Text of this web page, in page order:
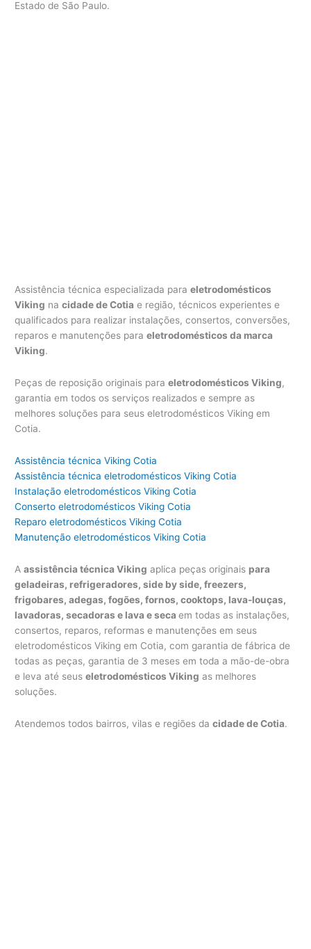
Estado de São Paulo.
Assistência técnica especializada paraeletrodomésticos
Viking nacidade de Cotia e região, técnicos experientes e
qualificados para realizar instalações, consertos, conversões,
reparos e manutenções paraeletrodomésticos da marca
Viking.
Peças de reposição originais paraeletrodomésticos Viking,
garantia em todos os serviços realizados e sempre as
melhores soluções para seus eletrodomésticos Viking em
Cotia.
Assistência técnica Viking Cotia
Assistência técnica eletrodomésticos Viking Cotia
Instalação eletrodomésticos Viking Cotia
Conserto eletrodomésticos Viking Cotia
Reparo eletrodomésticos Viking Cotia
Manutenção eletrodomésticos Viking Cotia
Aassistência técnica Viking aplica peças originais para
geladeiras, refrigeradores, side by side, freezers,
frigobares, adegas, fogões, fornos, cooktops, lava-louças,
lavadoras, secadoras e lava e secaem todas as instalações,
consertos, reparos, reformas e manutenções em seus
eletrodomésticos Viking em Cotia, com garantia de fábrica de
todas as peças, garantia de 3 meses em toda a mão-de-obra
e leva até seuseletrodomésticos Viking as melhores
soluções.
Atendemos todos bairros, vilas e regiões dacidade de Cotia.